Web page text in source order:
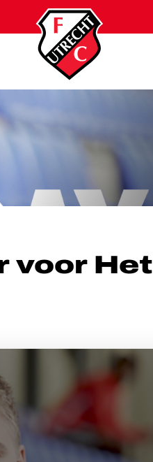
voor Het